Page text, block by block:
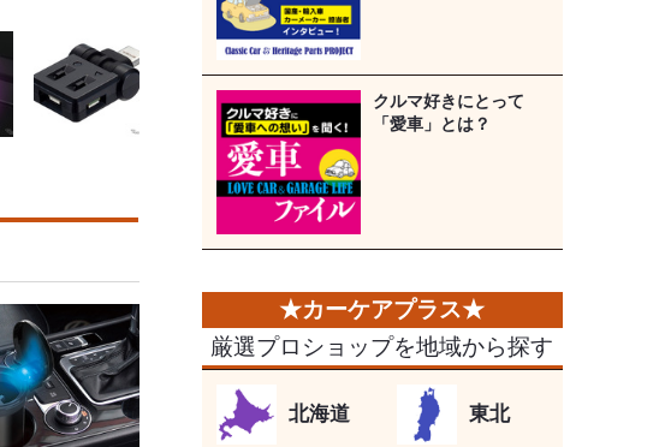
クルマ好きにとって
「愛車」とは？
厳選プロショップを地域から探す
北海道 東北